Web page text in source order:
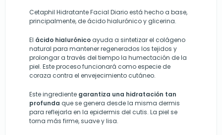
Cetaphil Hidratante Facial Diario está hecho a base,
principalmente, de ácido hialurónico y glicerina.
El ácido hialurónico ayuda a sintetizar el colágeno
natural para mantener regenerados los tejidos y
prolongar a través del tiempo la humectación de la
piel. Este proceso funcionará como especie de
coraza contra el envejecimiento cutáneo.
Este ingrediente garantiza una hidratación tan
profunda que se genera desde la misma dermis
para reflejarla en la epidermis del cutis. La piel se
torna más firme, suave y lisa.